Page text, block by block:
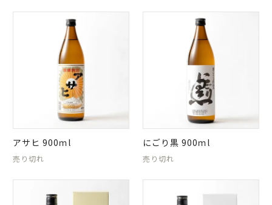
アサヒ 900ｍl
売り切れ
にごり黒 900ｍl
売り切れ